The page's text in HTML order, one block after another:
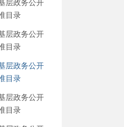
层政务公开
目录
层政务公开
目录
层政务公开
目录
层政务公开
目录